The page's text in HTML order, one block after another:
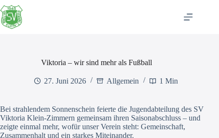
Zum
Inhalt
springen
Viktoria – wir sind mehr als Fußball
27. Juni 2026 Allgemein 1 Min
Bei strahlendem Sonnenschein feierte die Jugendabteilung des SV
Viktoria Klein-Zimmern gemeinsam ihren Saisonabschluss – und
zeigte einmal mehr, wofür unser Verein steht: Gemeinschaft,
Zusammenhalt und ein starkes Miteinander.